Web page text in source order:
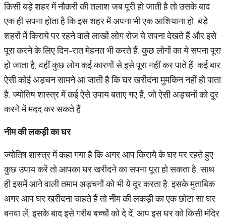
किसी बड़े शहर में नौकरी की तलाश जब पूरी हो जाती है तो उसके बाद
एक ही सपना होता है कि इस शहर में अपना भी एक आशियाना हो. बड़े
शहरों में किराये पर रहने वाले लाखों लोग रोज ये सपना देखते हैं और इसे
पूरा करने के लिए दिन-रात मेहनत भी करते हैं. कुछ लोगों का ये सपना पूरा
हो जाता है, वहीं कुछ लोग कई कारणों से इसे पूरा नहीं कर पाते हैं. कई बार
ऐसी कोई अड़चन सामने आ जाती है कि घर खरीदना मुमकिन नहीं हो पाता
है. ज्योतिष शास्त्र में कई ऐसे उपाय बताए गए हैं, जो ऐसी अड़चनों को दूर
करने में मदद कर सकते हैं.
नीमकीलकड़ीकाघर
ज्योतिष शास्त्र में कहा गया है कि अगर आप किराये के घर पर रहते हुए
कुछ उपाय करें तो आपका घर खरीदने का सपना पूरा हो सकता है. साथ
ही इसमें आने वाली तमाम अड़चनों को भी ये दूर करता है. इसके मुताबिक
अगर आप घर खरीदना चाहते हैं तो नीम की लकड़ी का एक छोटा सा घर
बनवा लें, इसके बाद इसे गरीब बच्चों को दे दें. आप इस घर को किसी मंदिर